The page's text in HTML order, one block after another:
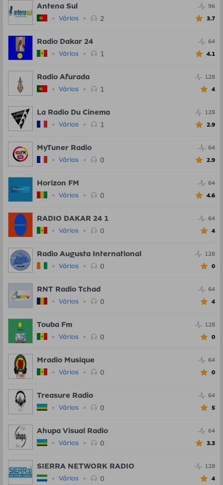
Antena Sul
Vários 2
96
3.7
Radio Dakar 24
Vários 1
64
4.1
Radio Afurada
Vários 1
128
4
La Radio Du Cinema
Vários 1
128
2.9
MyTuner Radio
Vários 0
64
2.9
Horizon FM
Vários 0
64
4.6
RADIO DAKAR 24 1
Vários 0
64
4
Radio Augusta International
Vários 0
128
0
RNT Radio Tchad
Vários 0
64
4
Touba Fm
Vários 0
128
0
Mradio Musique
Vários 0
64
0
Treasure Radio
Vários 0
64
5
Ahupa Visual Radio
Vários 0
64
3.3
SIERRA NETWORK RADIO
Vários 0
128
4